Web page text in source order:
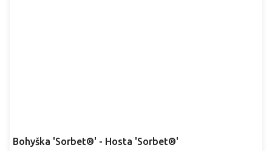
Bohyška 'Sorbet®' - Hosta 'Sorbet®'